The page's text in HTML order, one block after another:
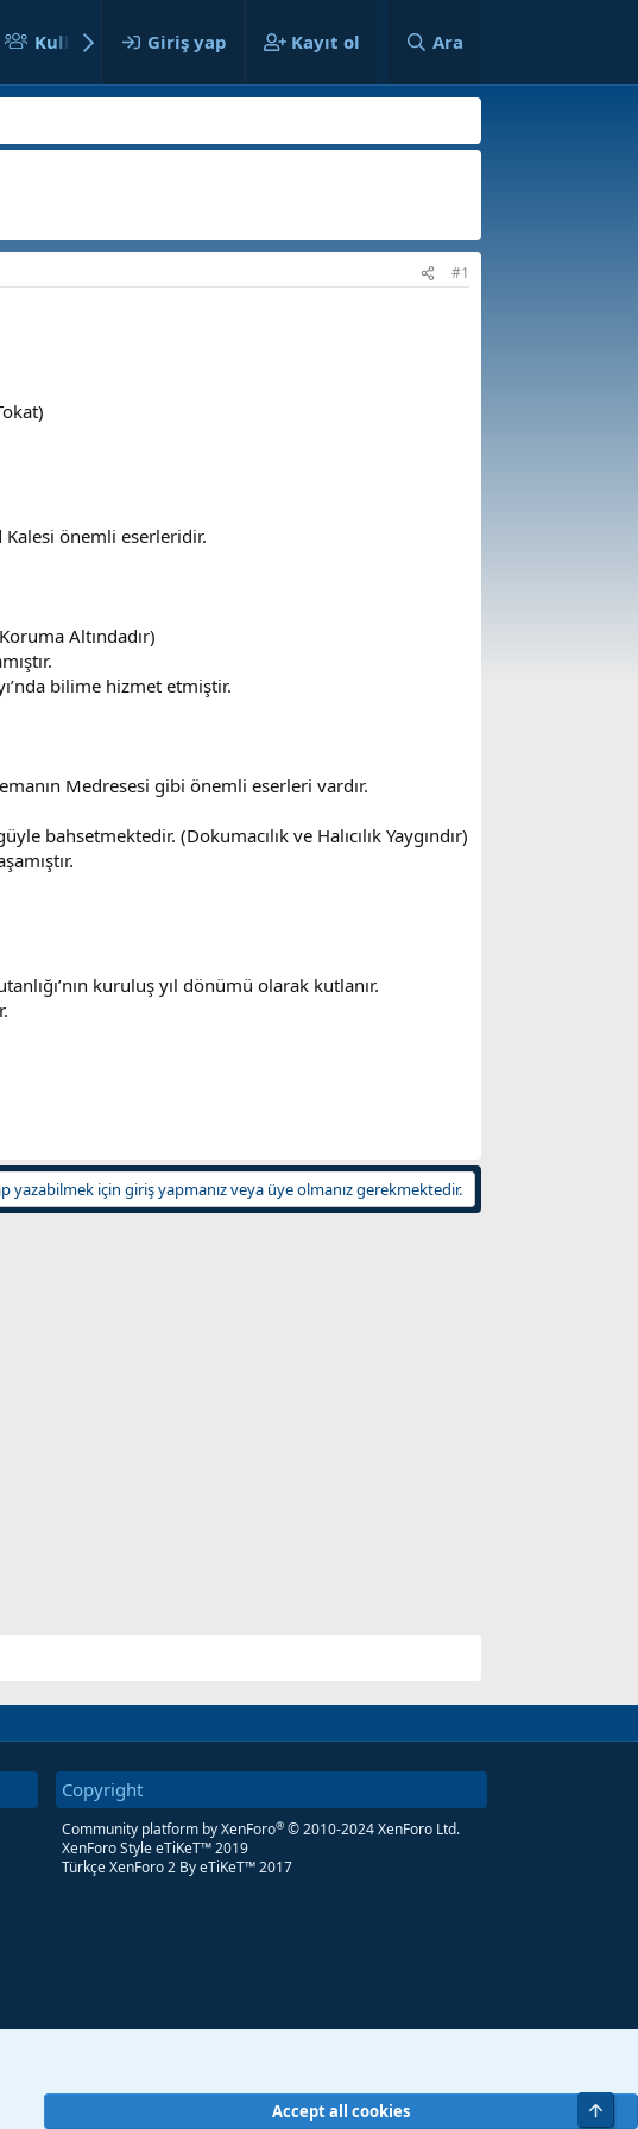
Kullanıcılar Giriş yap Kayıt ol Ara
#1
önemli eserleridir.
Altındadır)
bilime hizmet etmiştir.
Medresesi gibi önemli eserleri vardır.
bahsetmektedir. (Dokumacılık ve Halıcılık Yaygındır)
kuruluş yıl dönümü olarak kutlanır.
yazabilmek için giriş yapmanız veya üye olmanız gerekmektedir.
Copyright
Community platform by XenForo® © 2010-2024 XenForo Ltd.
XenForo Style eTiKeT™ 2019
Türkçe XenForo 2By eTiKeT™ 2017
Accept all cookies